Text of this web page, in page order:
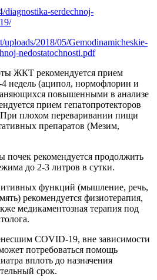
diagnostika-serdechnoj-
uploads/2018/05/Gemodinamicheskie-
nedostatochnosti.pdf
ЖКТ рекомендуется прием
недель (аципол, нормофлорин и
повышенными в анализе
прием гепатопротекторов
плохом переваривании пищи
препаратов (Мезим,
почек рекомендуется продолжить
до 2-3 литров в сутки.
функций (мышление, речь,
рекомендуется физиотерапия,
медикаментозная терапия под
COVID-19, вне зависимости
потребоваться помощь
вплоть до назначения
срок.